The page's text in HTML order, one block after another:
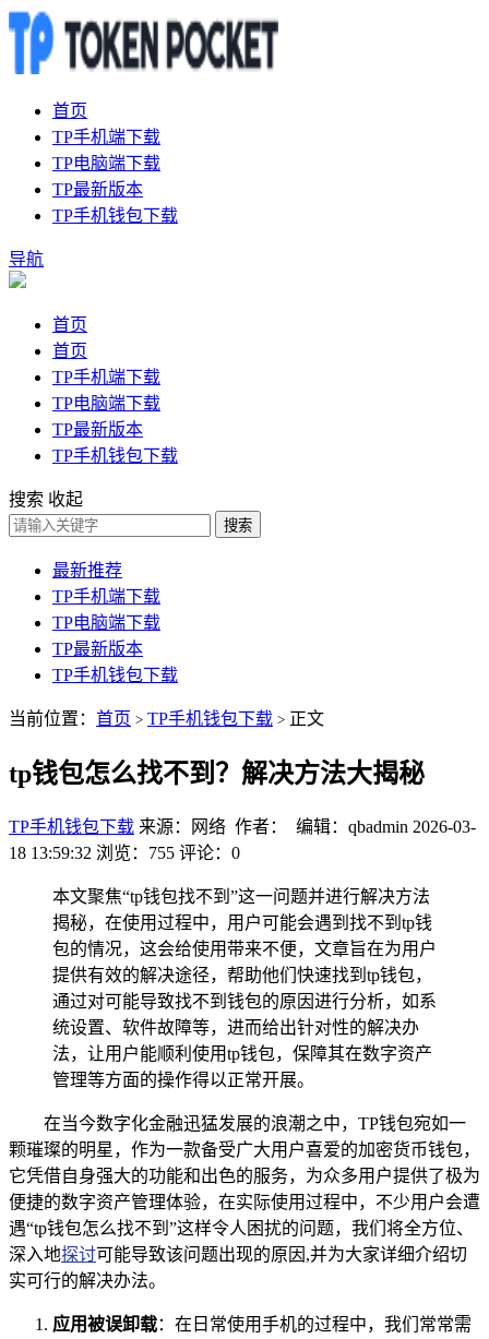
首页
TP手机端下载
TP电脑端下载
TP最新版本
TP手机钱包下载
导航
首页
首页
TP手机端下载
TP电脑端下载
TP最新版本
TP手机钱包下载
搜索 收起
搜索
最新推荐
TP手机端下载
TP电脑端下载
TP最新版本
TP手机钱包下载
当前位置： 首页 > TP手机钱包下载 > 正文
tp钱包怎么找不到？解决方法大揭秘
TP手机钱包下载 来源：网络 作者： 编辑：qbadmin 2026-03-
18 13:59:32 浏览：755 评论：0
本文聚焦“tp钱包找不到”这一问题并进行解决方法
揭秘，在使用过程中，用户可能会遇到找不到tp钱
包的情况，这会给使用带来不便，文章旨在为用户
提供有效的解决途径，帮助他们快速找到tp钱包，
通过对可能导致找不到钱包的原因进行分析，如系
统设置、软件故障等，进而给出针对性的解决办
法，让用户能顺利使用tp钱包，保障其在数字资产
管理等方面的操作得以正常开展。
在当今数字化金融迅猛发展的浪潮之中，TP钱包宛如一
颗璀璨的明星，作为一款备受广大用户喜爱的加密货币钱包，
它凭借自身强大的功能和出色的服务，为众多用户提供了极为
便捷的数字资产管理体验，在实际使用过程中，不少用户会遭
遇“tp钱包怎么找不到”这样令人困扰的问题，我们将全方位、
深入地探讨可能导致该问题出现的原因,并为大家详细介绍切
实可行的解决办法。
应用被误卸载：在日常使用手机的过程中，我们常常需